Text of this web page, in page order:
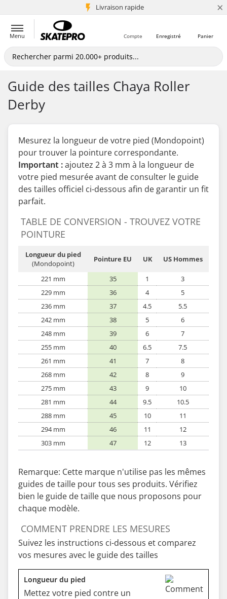
Livraison rapide
+5 mio de clients ×
Menu Panier
Enregistré
Compte
Guide des tailles Chaya Roller
Derby
Mesurez la longueur de votre pied (Mondopoint)
pour trouver la pointure correspondante.
Important :ajoutez 2 à 3 mm à la longueur de
votre pied mesuréeavant de consulter le guide
des tailles officiel ci-dessous afin de garantir un fit
parfait.
TABLE DE CONVERSION - TROUVEZ VOTRE
POINTURE
Longueur du pied
(Mondopoint)
Pointure EU UK US Hommes
221 mm 35 1
3
229 mm
36 4
5
236 mm
37 4.5
5.5
242 mm
38 5
6
248 mm
39 6
7
255 mm
40 6.5
7.5
261 mm
41 7
8
268 mm
42 8
9
275 mm
43 9
10
281 mm
44 9.5
10.5
288 mm
45 10
11
294 mm
46 11
12
303 mm
47 12 13
Remarque: Cette marque n'utilise pas les mêmes
guides de taille pour tous ses produits. Vérifiez
bien le guide de taille que nous proposons pour
chaque modèle.
COMMENT PRENDRE LES MESURES
Suivez les instructions ci-dessous et comparez
vos mesures avec le guide des tailles
Longueur du pied
Mettez votre pied contre un